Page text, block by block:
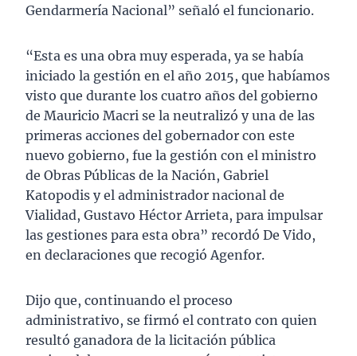
Gendarmería Nacional” señaló el funcionario.
“Esta es una obra muy esperada, ya se había
iniciado la gestión en el año 2015, que habíamos
visto que durante los cuatro años del gobierno
de Mauricio Macri se la neutralizó y una de las
primeras acciones del gobernador con este
nuevo gobierno, fue la gestión con el ministro
de Obras Públicas de la Nación, Gabriel
Katopodis y el administrador nacional de
Vialidad, Gustavo Héctor Arrieta, para impulsar
las gestiones para esta obra” recordó De Vido,
en declaraciones que recogió Agenfor.
Dijo que, continuando el proceso
administrativo, se firmó el contrato con quien
resultó ganadora de la licitación pública